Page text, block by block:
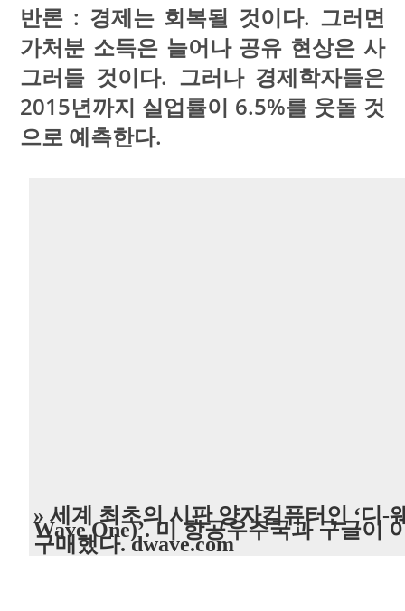
반론 : 경제는 회복될 것이다. 그러면
가처분 소득은 늘어나 공유 현상은 사
그러들 것이다. 그러나 경제학자들은
2015년까지 실업률이 6.5%를 웃돌 것
으로 예측한다.
» 세계 최초의 시판 양자컴퓨터인 ‘디-
Wave One)’. 미 항공우주국과 구글이
구매했다. dwave.com